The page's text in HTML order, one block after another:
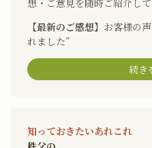
想・ご意見を随時ご紹介して
【最新のご感想】 お客様の
れました”
続き
知っておきたいあれこれ